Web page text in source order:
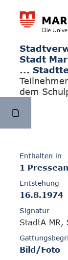
Stadt
...
dem
Enthalten in
1
Entstehung
16.8.1974
Signatur
StadtA MR,
Bild/Foto